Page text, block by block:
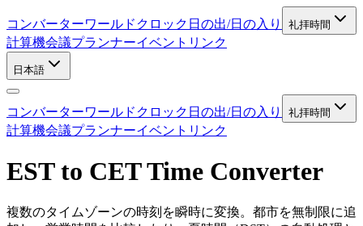
コンバーターワールドクロック 日の出/日の入り 礼拝時間
計算機会議プランナーイベントリンク
日本語
コンバーターワールドクロック 日の出/日の入り 礼拝時間
計算機会議プランナーイベントリンク
EST to CET Time Converter
複数のタイムゾーンの時刻を瞬時に変換。都市を無制限に追